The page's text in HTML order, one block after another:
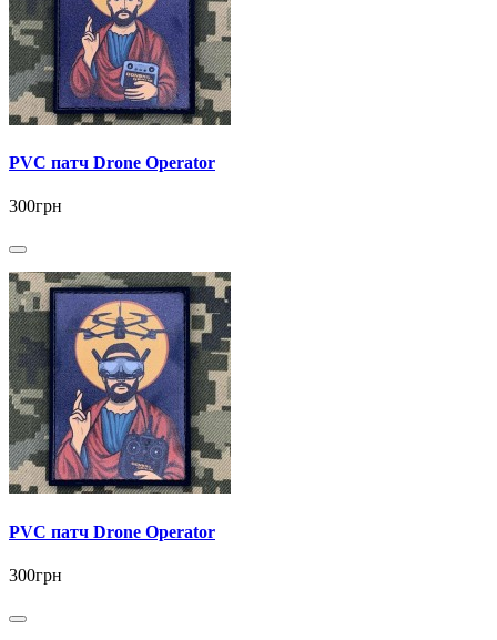
PVC патч Drone Operator
300грн
PVC патч Drone Operator
300грн